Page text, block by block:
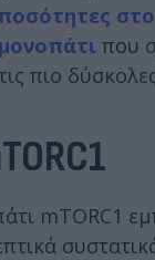
που
πιο
mTORC1